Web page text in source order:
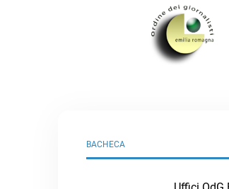
BACHECA